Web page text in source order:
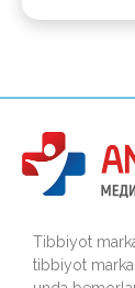
Tibbiyot
tibbiyot